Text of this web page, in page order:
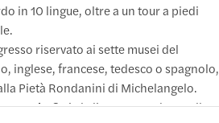
in 10 lingue, oltre a un tour a piedi
riservato ai sette musei del
inglese, francese, tedesco o spagnolo,
Pietà Rondanini di Michelangelo.
combo?Sia la linea rossa che quella